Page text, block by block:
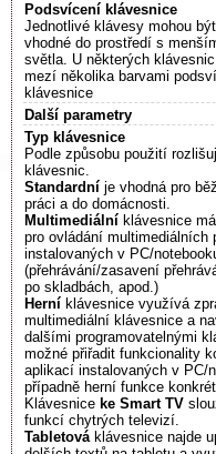
Podsvícení klávesnice
Jednotlivé klávesy mohou
vhodné do prostředí s
světla. U některých
mezí několika barvami
klávesnice
Další parametry
Typ klávesnice
Podle způsobu použití
klávesnic.
Standardní je vhodná pro
práci a do domácnosti.
Multimediální klávesnice
pro ovládání multimediálních
instalovaných v PC/
(přehrávání/zasavení
po skladbách, apod.)
Herní klávesnice využívá
multimediální klávesnice a
dalšími programovatelnými
možné přiřadit funkcionality
aplikací instalovaných v PC/
případně herní funkce
Klávesnice ke Smart TV
funkcí chytrých televizí.
Tabletováklávesnice najde